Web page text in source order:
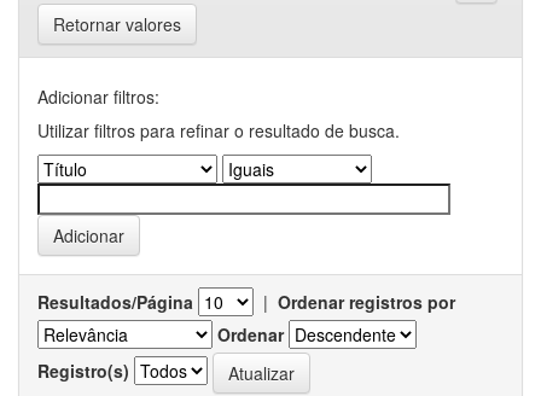
Retornar valores
Adicionar filtros:
Utilizar filtros para refinar o resultado de busca.
Resultados/Página | Ordenar registros por
Ordenar
Registro(s)